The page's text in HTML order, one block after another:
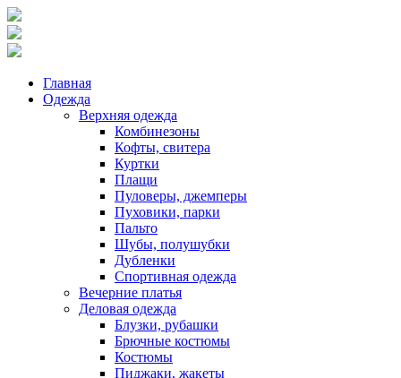
Главная
Одежда
Верхняя одежда
Комбинезоны
Кофты, свитера
Куртки
Плащи
Пуловеры, джемперы
Пуховики, парки
Пальто
Шубы, полушубки
Дубленки
Спортивная одежда
Вечерние платья
Деловая одежда
Блузки, рубашки
Брючные костюмы
Костюмы
Пиджаки, жакеты